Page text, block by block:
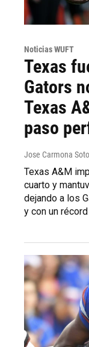
Noticias WUFT
Texas
Gators
Texas
paso
Jose Carmona Soto
Texas A&M
cuarto y
dejando a los
y con un